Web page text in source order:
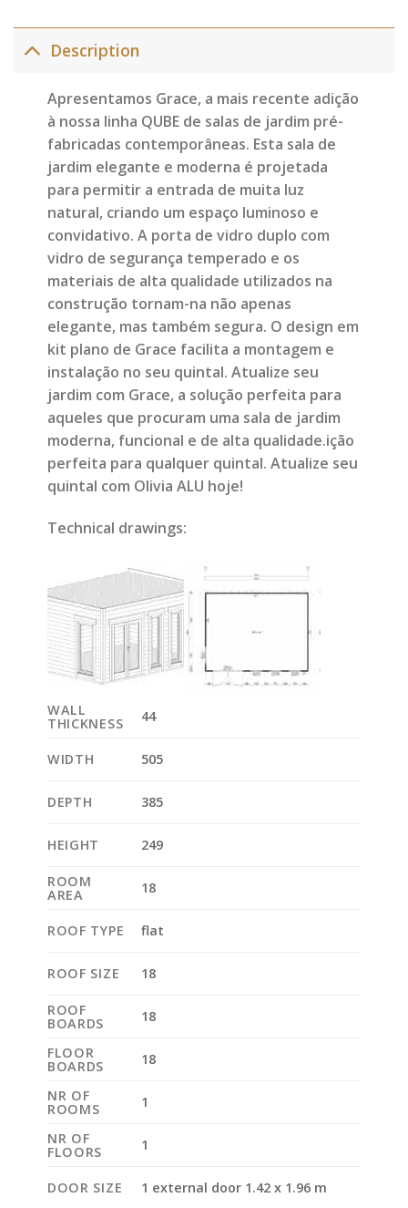
Description
Apresentamos Grace, a mais recente adição
à nossa linha QUBE de salas de jardim pré-
fabricadas contemporâneas. Esta sala de
jardim elegante e moderna é projetada
para permitir a entrada de muita luz
natural, criando um espaço luminoso e
convidativo. A porta de vidro duplo com
vidro de segurança temperado e os
materiais de alta qualidade utilizados na
construção tornam-na não apenas
elegante, mas também segura. O design em
kit plano de Grace facilita a montagem e
instalação no seu quintal. Atualize seu
jardim com Grace, a solução perfeita para
aqueles que procuram uma sala de jardim
moderna, funcional e de alta qualidade.ição
perfeita para qualquer quintal. Atualize seu
quintal com Olivia ALU hoje!
Technical drawings:
WALL
THICKNESS 44
WIDTH 505
DEPTH 385
HEIGHT 249
ROOM
AREA 18
ROOF TYPE flat
ROOF SIZE 18
ROOF
BOARDS 18
FLOOR
BOARDS 18
NR OF
ROOMS 1
NR OF
FLOORS 1
DOOR SIZE 1 external door 1.42 x 1.96 m